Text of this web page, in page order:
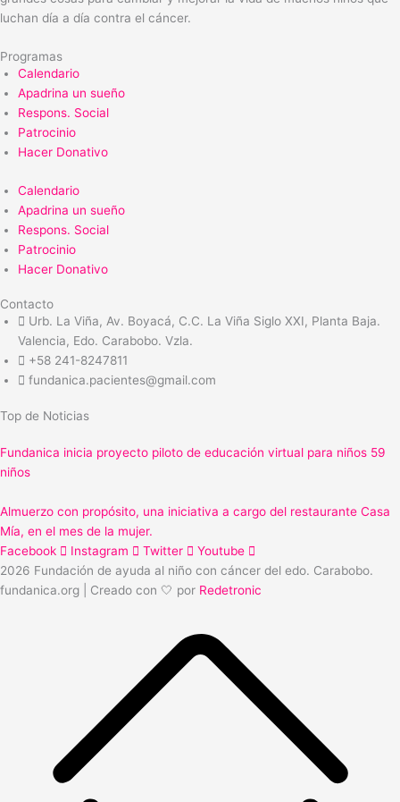
luchan día a día contra el cáncer.
Programas
Calendario
Apadrina un sueño
Respons. Social
Patrocinio
Hacer Donativo
Calendario
Apadrina un sueño
Respons. Social
Patrocinio
Hacer Donativo
Contacto
Urb. La Viña, Av. Boyacá, C.C. La Viña Siglo XXI, Planta Baja.
Valencia, Edo. Carabobo. Vzla.
+58 241-8247811
fundanica.pacientes@gmail.com
Top de Noticias
Fundanica inicia proyecto piloto de educación virtual para niños 59
niños
Almuerzo con propósito, una iniciativa a cargo del restaurante Casa
Mía, en el mes de la mujer.
Facebook
Instagram Twitter
Youtube
2026 Fundación de ayuda al niño con cáncer del edo. Carabobo.
fundanica.org | Creado con 🤍 por Redetronic